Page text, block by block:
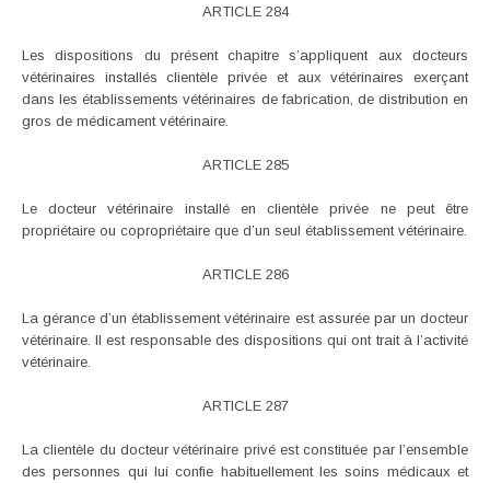
ARTICLE 284
Les dispositions du présent chapitre s’appliquent aux docteurs
vétérinaires installés clientèle privée et aux vétérinaires exerçant
dans les établissements vétérinaires de fabrication, de distribution en
gros de médicament vétérinaire.
ARTICLE 285
Le docteur vétérinaire installé en clientèle privée ne peut être
propriétaire ou copropriétaire que d’un seul établissement vétérinaire.
ARTICLE 286
La gérance d’un établissement vétérinaire est assurée par un docteur
vétérinaire. Il est responsable des dispositions qui ont trait à l’activité
vétérinaire.
ARTICLE 287
La clientèle du docteur vétérinaire privé est constituée par l’ensemble
des personnes qui lui confie habituellement les soins médicaux et